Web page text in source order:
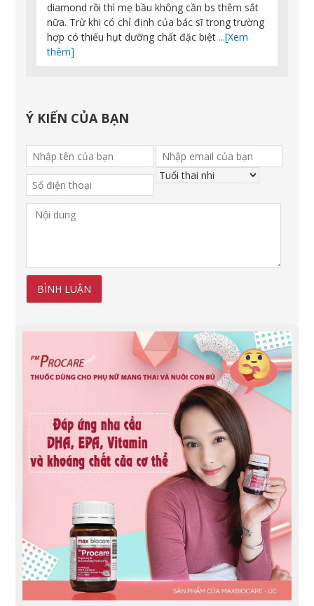
diamond rồi thì mẹ bầu không cần bs thêm sắt
nữa. Trừ khi có chỉ định của bác sĩ trong trường
hợp có thiếu hụt dưỡng chất đặc biệt ...[Xem
thêm]
Ý KIẾN CỦA BẠN